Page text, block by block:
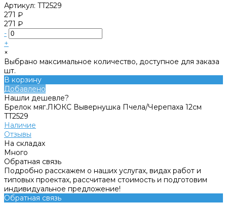
Артикул: TT2529
271 ₽
271 ₽
-
+
×
Выбрано максимальное количество, доступное для заказа
шт.
В корзину
Добавлено
Нашли дешевле?
Брелок мяг.ЛЮКС Вывернушка Пчела/Черепаха 12см
TT2529
Наличие
Отзывы
На складах
Много
Обратная связь
Подробно расскажем о наших услугах, видах работ и
типовых проектах, рассчитаем стоимость и подготовим
индивидуальное предложение!
Обратная связь